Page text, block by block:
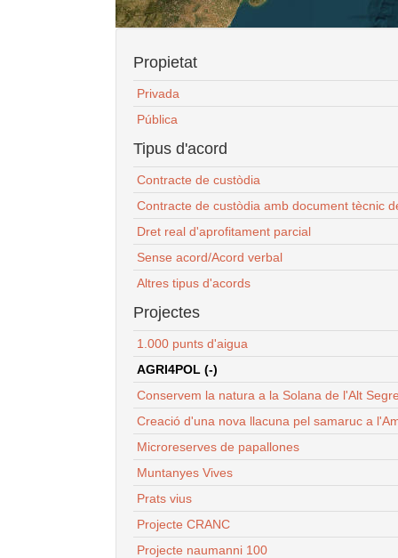
Propietat
Privada
Pública
Tipus d'acord
Contracte de custòdia
Contracte de custòdia amb document tècnic
Dret real d'aprofitament parcial
Sense acord/Acord verbal
Altres tipus d'acords
Projectes
1.000 punts d'aigua
AGRI4POL (-)
Conservem la natura a la Solana de l'Alt
Creació d'una nova llacuna pel samaruc a
Microreserves de papallones
Muntanyes Vives
Prats vius
Projecte CRANC
Projecte naumanni 100